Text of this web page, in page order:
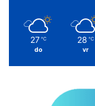
27 ℃
do
28 ℃
vr